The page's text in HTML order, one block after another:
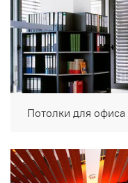
Потолки для офиса